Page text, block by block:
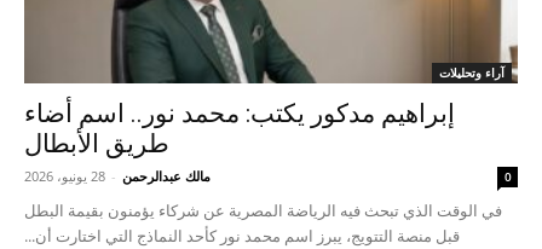
آراء وتحليلات
إبراهيم مدكور يكتب: محمد نور.. اسم أضاء
طريق الأبطال
مالك عبدالرحمن - 28 يونيو، 2026 0
في الوقت الذي تبحث فيه الرياضة المصرية عن شركاء يؤمنون بقيمة البطل
قبل منصة التتويج، يبرز اسم محمد نور كأحد النماذج التي اختارت أن...